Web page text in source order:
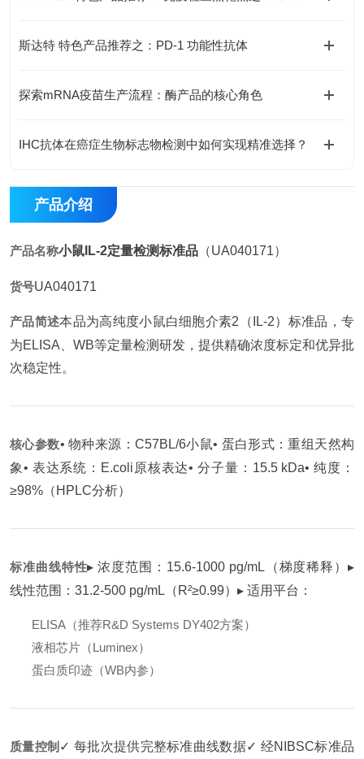
斯达特 特色产品推荐之：PD-1 功能性抗体
探索mRNA疫苗生产流程：酶产品的核心角色
IHC抗体在癌症生物标志物检测中如何实现精准选择？
产品介绍
产品名称小鼠IL-2定量检测标准品 （UA040171）
货号UA040171
产品简述本品为高纯度小鼠白细胞介素2（IL-2）标准品，专
为ELISA、WB等定量检测研发，提供精确浓度标定和优异批
次稳定性。
核心参数• 物种来源：C57BL/6小鼠• 蛋白形式：重组天然构
象• 表达系统：E.coli原核表达• 分子量：15.5 kDa• 纯度：
≥98%（HPLC分析）
标准曲线特性▸ 浓度范围：15.6-1000 pg/mL（梯度稀释）▸
线性范围：31.2-500 pg/mL（R²≥0.99） ▸ 适用平台：
ELISA（推荐R&D Systems DY402方案）
液相芯片（Luminex）
蛋白质印迹（WB内参）
质量控制 ✓ 每批次提供完整标准曲线数据✓ 经NIBSC标准品